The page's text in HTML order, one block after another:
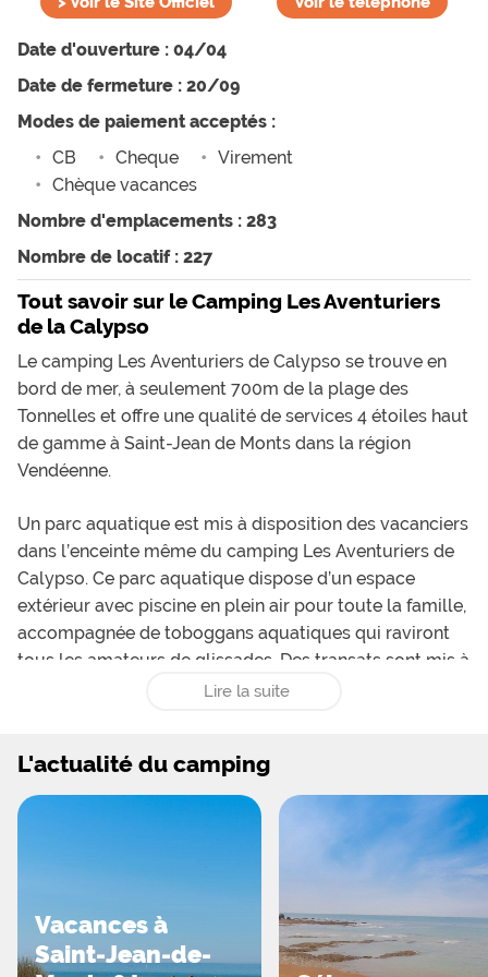
Date d'ouverture : 04/04
Date de fermeture : 20/09
Modes de paiement acceptés :
CB
Cheque
Virement
Chèque vacances
Nombre d'emplacements : 283
Nombre de locatif : 227
Tout savoir sur le Camping Les Aventuriers
de la Calypso
Le camping Les Aventuriers de Calypso se trouve en
bord de mer, à seulement 700m de la plage des
Tonnelles et offre une qualité de services 4 étoiles haut
de gamme à Saint-Jean de Monts dans la région
Vendéenne.
Un parc aquatique est mis à disposition des vacanciers
dans l’enceinte même du camping Les Aventuriers de
Calypso. Ce parc aquatique dispose d’un espace
extérieur avec piscine en plein air pour toute la famille,
accompagnée de toboggans aquatiques qui raviront
tous les amateurs de glissades. Des transats sont mis à
disposition tout autour de cette piscine et invitent à
aquatique, adaptées aux tout-petits. Un espace
couvert vient compléter le parc aquatique et se
accompagnée d’un coin relaxation avec sauna et bain à
bulle. Pour les enfants, une aire de jeux est mise à
Celles et ceux qui veulent garder la forme auront
accès à diverses activités sportives, notamment à
Lire la suite
L'actualité du camping
Vacances à
Saint-Jean-de-